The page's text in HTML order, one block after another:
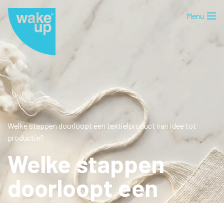
Welke stappen doorloopt een textielproduct van idee tot
productie?
Welke stappen
doorloopt een